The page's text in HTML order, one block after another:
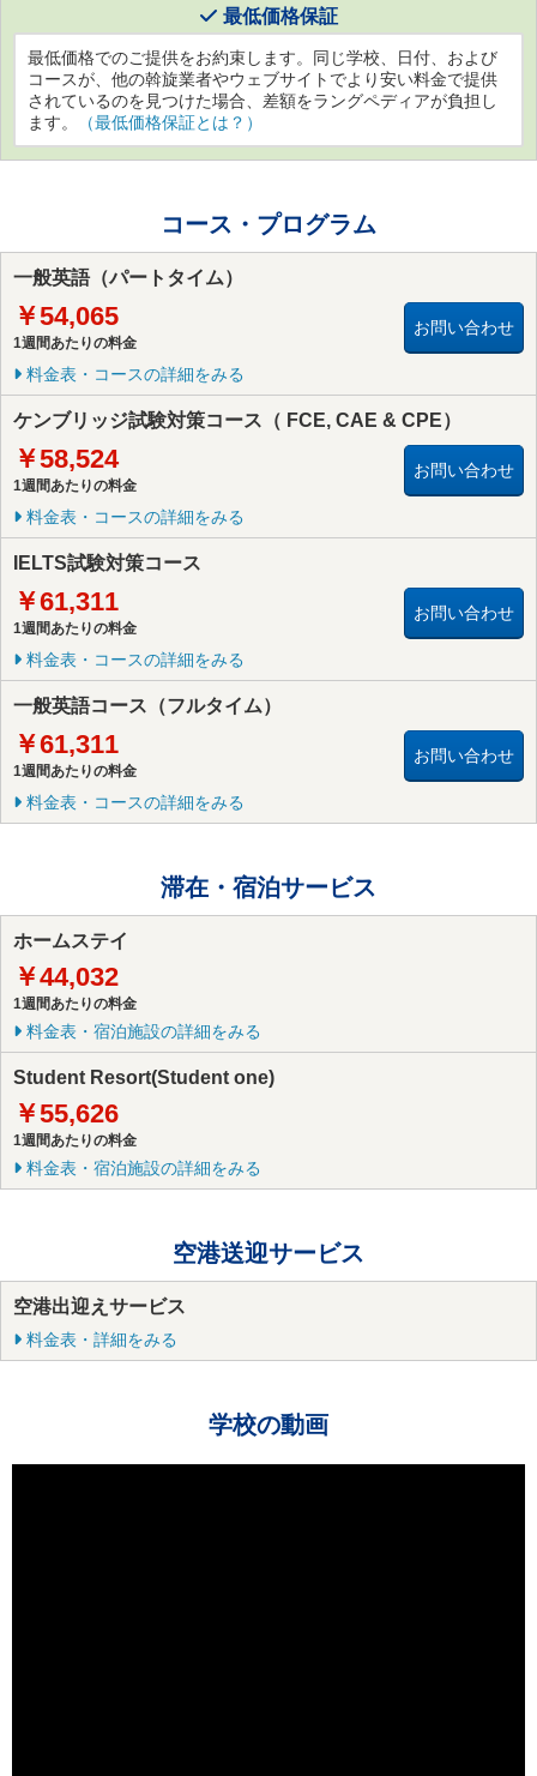
最低価格保証
最低価格でのご提供をお約束します。同じ学校、日付、および
コースが、他の斡旋業者やウェブサイトでより安い料金で提供
されているのを見つけた場合、差額をラングペディアが負担し
ます。
（最低価格保証とは？）
コース・プログラム
一般英語（パートタイム）
￥54,065
1週間あたりの料金
お問い合わせ
料金表・コースの詳細をみる
ケンブリッジ試験対策コース（ FCE, CAE & CPE）
￥58,524
1週間あたりの料金
お問い合わせ
料金表・コースの詳細をみる
IELTS試験対策コース
￥61,311
1週間あたりの料金
お問い合わせ
料金表・コースの詳細をみる
一般英語コース（フルタイム）
￥61,311
1週間あたりの料金
お問い合わせ
料金表・コースの詳細をみる
滞在・宿泊サービス
ホームステイ
￥44,032
1週間あたりの料金
料金表・宿泊施設の詳細をみる
Student Resort(Student one)
￥55,626
1週間あたりの料金
料金表・宿泊施設の詳細をみる
空港送迎サービス
空港出迎えサービス
料金表・詳細をみる
学校の動画